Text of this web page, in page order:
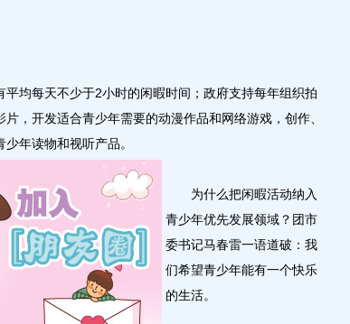
均每天不少于2小时的闲暇时间；政府支持每年组织拍
，开发适合青少年需要的动漫作品和网络游戏，创作、
年读物和视听产品。
为什么把闲暇活动纳入
青少年优先发展领域？团市
委书记马春雷一语道破：我
们希望青少年能有一个快乐
的生活。